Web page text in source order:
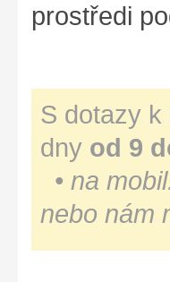
prostředi
S dotazy
dny od 9
• na
nebo nám